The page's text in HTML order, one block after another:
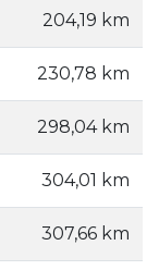
204,19 km
230,78 km
298,04 km
304,01 km
307,66 km